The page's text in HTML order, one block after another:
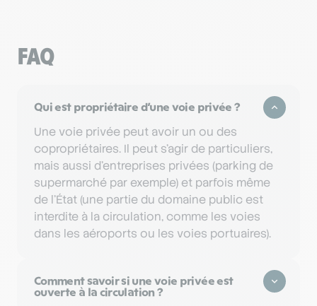
FAQ
Qui est propriétaire d’une voie privée ?
Une voie privée peut avoir un ou des
copropriétaires. Il peut s’agir de particuliers,
mais aussi d'entreprises privées (parking de
supermarché par exemple) et parfois même
de l’État (une partie du domaine public est
interdite à la circulation, comme les voies
dans les aéroports ou les voies portuaires).
Comment savoir si une voie privée est
ouverte à la circulation ?